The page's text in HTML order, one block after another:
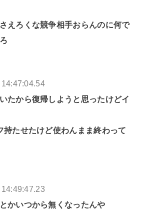
えろくな競争相手おらんのに何で
たから復帰しようと思ったけどイ
持たせたけど使わんまま終わって
かいつから無くなったんや